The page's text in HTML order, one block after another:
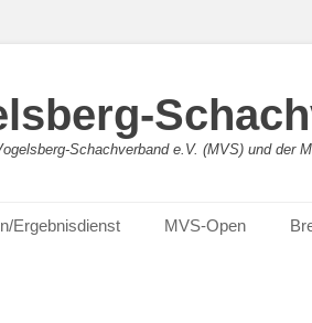
Schachverband e.V. (MVS) und der
Ergebnisdienst MVS-Open